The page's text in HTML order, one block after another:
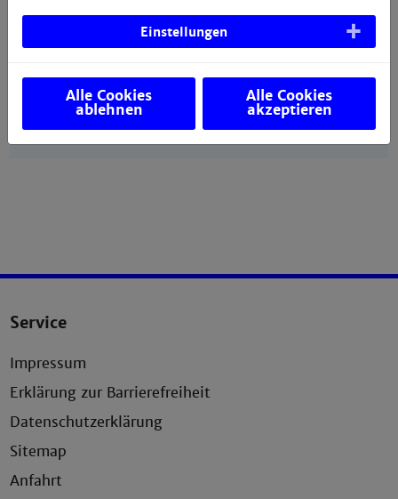
Büro
Gebäude W, Raum 411
Campusplan
Service
Impressum
Erklärung zur Barrierefreiheit
Datenschutzerklärung
Sitemap
Anfahrt
Einstellungen
Alle Cookies
ablehnen
Alle Cookies
akzeptieren